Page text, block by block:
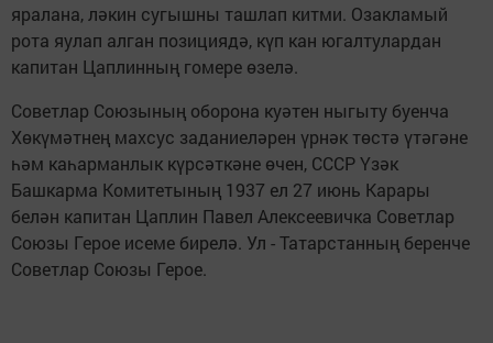
яралана, ләкин сугышны ташлап китми. Озакламый
рота яулап алган позициядә, күп кан югалтулардан
капитан Цаплинның гомере өзелә.
Советлар Союзының оборона куәтен ныгыту буенча
Хөкүмәтнең махсус заданиеләрен үрнәк төстә үтәгәне
һәм каһарманлык күрсәткәне өчен, СССР Үзәк
Башкарма Комитетының 1937 ел 27 июнь Карары
белән капитан Цаплин Павел Алексеевичка Советлар
Союзы Герое исеме бирелә. Ул - Татарстанның беренче
Советлар Союзы Геpое.